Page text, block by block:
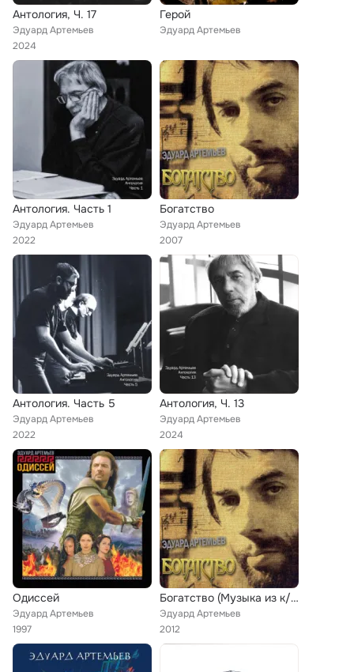
Антология, Ч. 17
Эдуард Артемьев
2024
Герой
Эдуард Артемьев
Антология. Часть 1
Эдуард Артемьев
2022
Богатство
Эдуард Артемьев
2007
Антология. Часть 5
Эдуард Артемьев
2022
Антология, Ч. 13
Эдуард Артемьев
2024
Одиссей
Эдуард Артемьев
1997
Богатство (Музыка из к/ф "Богатство")
Эдуард Артемьев
2012